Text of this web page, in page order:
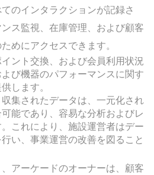
のインタラクションが記録さ
ス監視、在庫管理、および顧客
めにアクセスできます。
ント交換、および会員利用状況
び機器のパフォーマンスに関す
します。
集されたデータは、一元化され
能であり、容易な分析およびレ
これにより、施設運営者はデー
い、事業運営の改善を図ること
アーケードのオーナーは、顧客